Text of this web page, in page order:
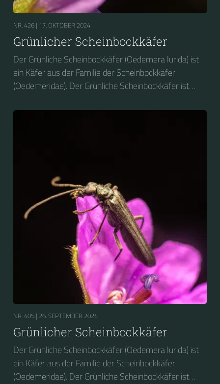
NR. 426 | 17. OKTOBER 2024
Grünlicher Scheinbockkäfer
Der Grünliche Scheinbockkäfer (Oedemera lurida) ist
ein Käfer aus der Familie der Scheinbockkäfer
(Oedemeridae). Der Grünliche Scheinbockkäfer ist
Scheinbockkäfer (Oedemera nobilis).
NR. 405 | 26. SEPTEMBER 2024
Grünlicher Scheinbockkäfer
Der Grünliche Scheinbockkäfer (Oedemera lurida) ist
ein Käfer aus der Familie der Scheinbockkäfer
(Oedemeridae). Der Grünliche Scheinbockkäfer ist